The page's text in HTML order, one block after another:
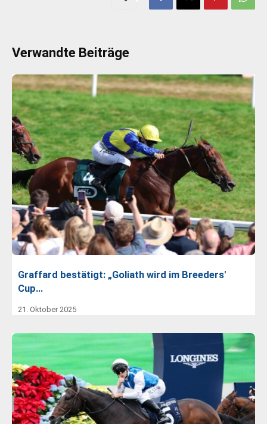
Verwandte Beiträge
Graffard bestätigt: „Goliath wird im Breeders'
Cup…
21. Oktober 2025